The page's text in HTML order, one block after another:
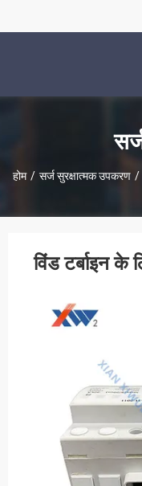
होम / सर्ज सुरक्षात्मक उपकरण /
विंड टर्बाइन